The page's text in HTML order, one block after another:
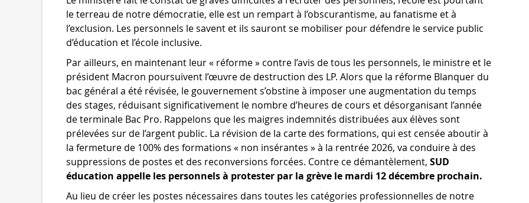
le terreau de notre démocratie, elle est un rempart à l’obscurantisme, au fanatisme et à
l’exclusion. Les personnels le savent et ils sauront se mobiliser pour défendre le service public
d’éducation et l’école inclusive.
Par ailleurs, en maintenant leur « réforme » contre l’avis de tous les personnels, le ministre et le
président Macron poursuivent l’œuvre de destruction des LP. Alors que la réforme Blanquer du
bac général a été révisée, le gouvernement s’obstine à imposer une augmentation du temps
des stages, réduisant significativement le nombre d’heures de cours et désorganisant l’année
de terminale Bac Pro. Rappelons que les maigres indemnités distribuées aux élèves sont
prélevées sur de l’argent public. La révision de la carte des formations, qui est censée aboutir à
la fermeture de 100% des formations « non insérantes » à la rentrée 2026, va conduire à des
suppressions de postes et des reconversions forcées. Contre ce démantèlement, SUD
éducation appelle les personnels à protester par la grève le mardi 12 décembre prochain.
Au lieu de créer les postes nécessaires dans toutes les catégories professionnelles de notre